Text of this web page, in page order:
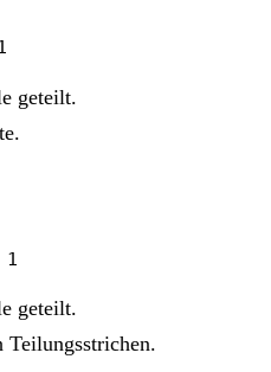
geteilt.
geteilt.
Teilungsstrichen.